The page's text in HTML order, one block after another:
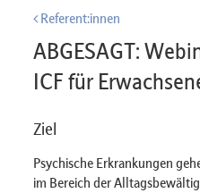
Referent:innen
ABGESAGT:
ICF für
Ziel
Psychische Erkrankungen
im Bereich der